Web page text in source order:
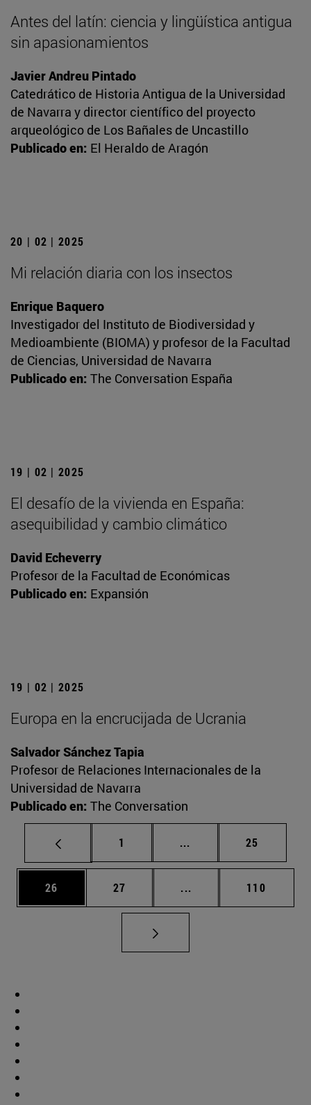
Antes del latín: ciencia y lingüística antigua
sin apasionamientos
Javier Andreu Pintado
Catedrático de Historia Antigua de la Universidad
de Navarra y director científico del proyecto
arqueológico de Los Bañales de Uncastillo
Publicado en: El Heraldo de Aragón
20 | 02 | 2025
Mi relación diaria con los insectos
Enrique Baquero
Investigador del Instituto de Biodiversidad y
Medioambiente (BIOMA) y profesor de la Facultad
de Ciencias, Universidad de Navarra
Publicado en: The Conversation España
19 | 02 | 2025
El desafío de la vivienda en España:
asequibilidad y cambio climático
David Echeverry
Profesor de la Facultad de Económicas
Publicado en: Expansión
19 | 02 | 2025
Europa en la encrucijada de Ucrania
Salvador Sánchez Tapia
Profesor de Relaciones Internacionales de la
Universidad de Navarra
Publicado en: The Conversation
Página
1 ... Páginas intermedias
Página
25
Página
26 Página
27 ... Páginas intermedias
Página
110